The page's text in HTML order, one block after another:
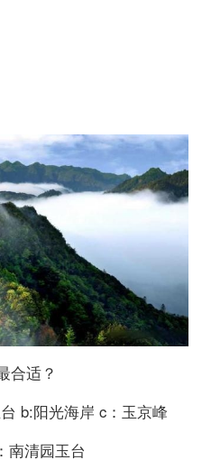
合适？
b:阳光海岸 c：玉京峰
南清园玉台